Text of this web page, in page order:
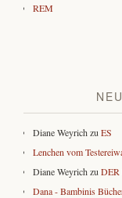
REM
Diane Weyrich zu ES
Lenchen vom
Diane Weyrich zu
Dana - Bambinis